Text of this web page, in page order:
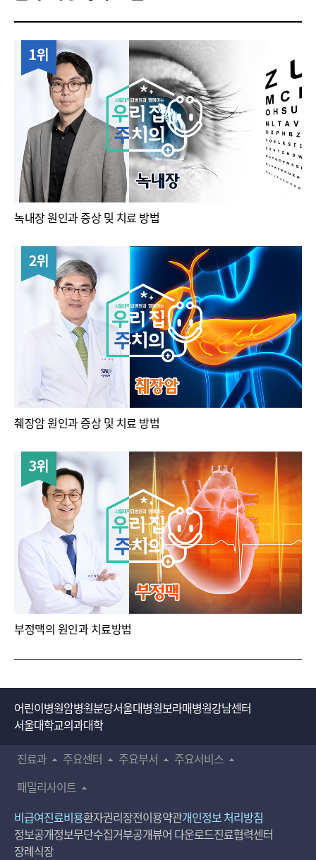
(김민선 교수)이게 둘 다 이름이 혈전용해술,제거술 이래서
비슷하다고 느껴질 수 있을텐데요.용해술은 정맥으로
주사액을 넣는 것이고
혈전제거술은 기구를 통해서
꺼내버리는,다리에 넣어서 하시는 거죠.
용해술이라는 말이.일반인들도 많이 헷갈리시는 게
아스피린을 먹으면 내가 혈전용해제를 먹고 있다고
하시는데.아스피린은 혈전용해효과가 전혀 없죠
사실은
혈전을 응집시키는 .피떡을 만드는 혈소판의 기능을 일부
떨어뜨리는 약물이지 아스피린이 혈전용해제라고
오해하시는 경우가 많은데.실제 일반인들이 알기 힘든 그런
용해시키는 효과를 가지고 있어서 이를 녹이는 효과를
가지고 있기 때문에
녹인다는 의미로 혈전용해제,
혈전용해술 이렇게 표현하게 됩니다.
뇌출혈은 조금 기술적인 발전이 많이 더뎠는데요.
지난시간에 말씀 드린 것처럼 뇌출혈은 두 가지 원인이
있다고 했는데 뇌 실질 출혈은 뇌 조직 안에서 터지는
겁니다
사실은 출혈이 생겨서 혈전이 막 커지고 있으니깐
가장 직접적인 치료방법은 커지지 않게 하거나 커지는 이
가능할거라고 생각하잖아요.그런데 그런 방법들이
여태까지는 큰 효과를 거두지 못했어요.그래서 뇌출혈이
있을 때 반드시 혈종을 수술적으로 제거하는 것은 반드시
하지 않습니다
꼭 해야 되는 경우만 하고요.생명이
위험하거나 더 진행 될 것이 확실한 경우.또 한 가지
지주막하 출혈이라고 해서 동맥류에서 터진 경우는.혈관이
터져서 뇌를 오염시키는 혈액을 꺼내는 치료방법은 없고요.
동맥류 자체에서 더 혈액이 나오지 않게 하기 위해서 클립을
한다든지 ,혈관 안으로 들어가서 코일로 막아버린다든지
하는 두 가지 방법을 쓰고 있습니다.뇌출혈 치료방법은
조금 한계가 있는 게.뇌 실질출혈에 대해서는
치료방법은 터져나가는 혈액을 더 터지지 않게 하기 위해서
말아라.밸런스를 잃을 만한 그런 것들을 조금 빨리
이루어지게 하는 방법을 쓰고.지주막하 출혈은 동맥류
위치를 찾아서 막아버리는 방법
환자분들에 따라서 진행하게 됩니다.
뇌출혈은 정말 어려운 치료가 되겠네요.
1위
녹내장 원인과 증상 및 치료 방법
2위
췌장암 원인과 증상 및 치료 방법
3위
부정맥의 원인과 치료방법
어린이병원암병원분당서울대병원보라매병원강남센터
서울대학교의과대학
진료과
주요센터 주요부서
주요서비스
패밀리사이트
비급여진료비용환자권리장전이용약관개인정보 처리방침
정보공개정보무단수집거부공개뷰어 다운로드진료협력센터
장례식장